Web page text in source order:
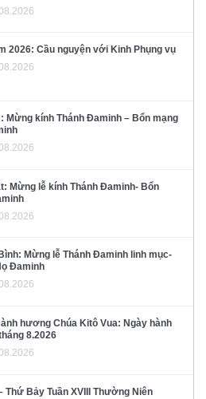
2026: Cầu nguyện với Kinh Phụng vụ
Mừng kính Thánh Đaminh – Bổn mạng
Mừng lễ kính Thánh Đaminh- Bổn
Mừng lễ Thánh Đaminh linh mục-
Đaminh
hương Chúa Kitô Vua: Ngày hành
8.2026
Thứ Bảy Tuần XVIII Thường Niên